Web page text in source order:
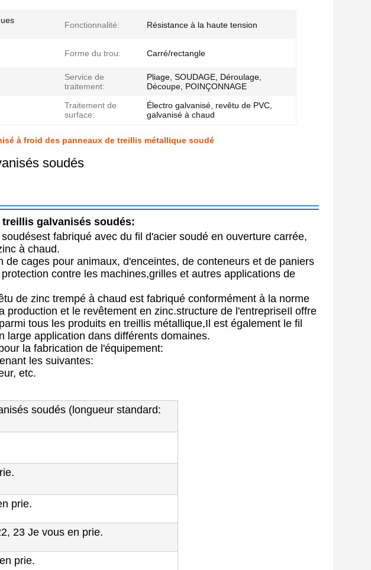
Fonctionnalité: Résistance à la haute tension
Forme du trou: Carré/rectangle
Service de
traitement:
Pliage, SOUDAGE, Déroulage,
Découpe, POINÇONNAGE
Traitement de
surface:
Électro galvanisé, revêtu de PVC,
galvanisé à chaud
à froid des panneaux de treillis métallique soudé
soudés
galvanisés soudés:
est fabriqué avec du fil d'acier soudé en ouverture carrée,
à chaud.
cages pour animaux, d'enceintes, de conteneurs et de paniers
contre les machines,grilles et autres applications de
de zinc trempé à chaud est fabriqué conformément à la norme
production et le revêtement en zinc.structure de l'entrepriseIl offre
tous les produits en treillis métallique,Il est également le fil
large application dans différents domaines.
la fabrication de l'équipement:
les suivantes:
etc.
soudés (longueur standard:
prie.
23 Je vous en prie.
prie.